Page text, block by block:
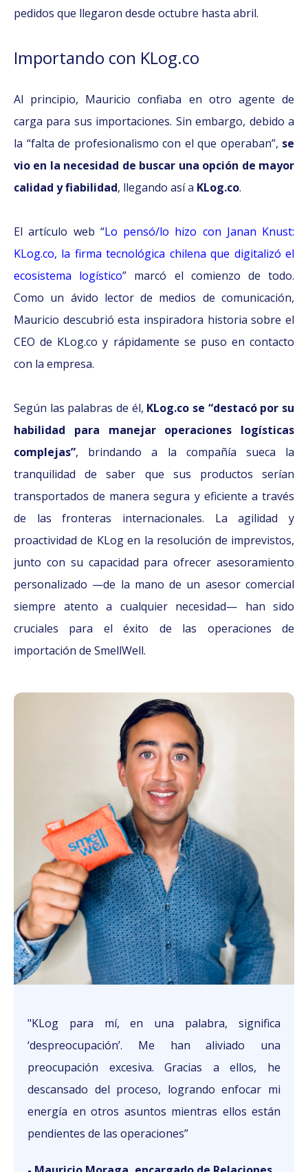
pedidos que llegaron desde octubre hasta abril.
Importando con KLog.co
Al principio, Mauricio confiaba en otro agente de
carga para sus importaciones. Sin embargo, debido a
la “falta de profesionalismo con el que operaban”, se
vio en la necesidad de buscar una opción de mayor
calidad y fiabilidad, llegando así a KLog.co.
El artículo web “Lo pensó/lo hizo con Janan Knust:
KLog.co, la firma tecnológica chilena que digitalizó el
ecosistema logístico” marcó el comienzo de todo.
Como un ávido lector de medios de comunicación,
Mauricio descubrió esta inspiradora historia sobre el
CEO de KLog.co y rápidamente se puso en contacto
con la empresa.
Según las palabras de él, KLog.co se “destacó por su
habilidad para manejar operaciones logísticas
complejas”, brindando a la compañía sueca la
tranquilidad de saber que sus productos serían
transportados de manera segura y eficiente a través
de las fronteras internacionales. La agilidad y
proactividad de KLog en la resolución de imprevistos,
junto con su capacidad para ofrecer asesoramiento
personalizado —de la mano de un asesor comercial
siempre atento a cualquier necesidad— han sido
cruciales para el éxito de las operaciones de
importación de SmellWell.
"KLog para mí, en una palabra, significa
‘despreocupación’. Me han aliviado una
preocupación excesiva. Gracias a ellos, he
descansado del proceso, logrando enfocar mi
energía en otros asuntos mientras ellos están
pendientes de las operaciones”